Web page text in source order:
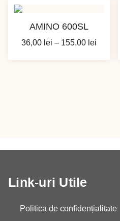
AMINO 600SL
36,00 lei – 155,00 leiInterval
Link-uri Utile
Politica de confidențialitate